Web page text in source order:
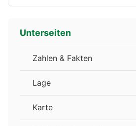
Unterseiten
Zahlen & Fakten
Lage
Karte